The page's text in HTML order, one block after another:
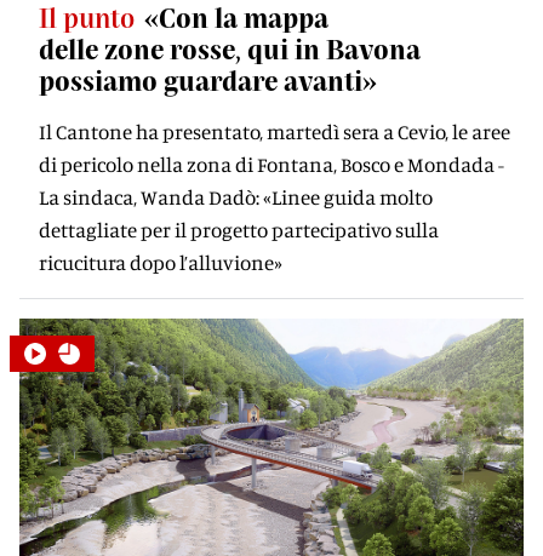
Il punto «Con la mappa
delle zone rosse, qui in Bavona
possiamo guardare avanti»
Il Cantone ha presentato, martedì sera a Cevio, le aree
di pericolo nella zona di Fontana, Bosco e Mondada -
La sindaca, Wanda Dadò: «Linee guida molto
dettagliate per il progetto partecipativo sulla
ricucitura dopo l’alluvione»